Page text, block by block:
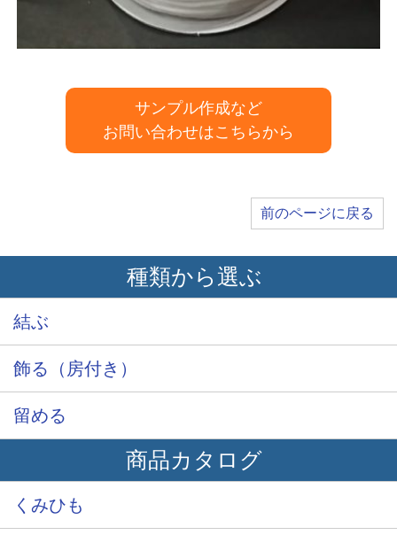
サンプル作成など
お問い合わせはこちらから
前のページに戻る
種類から選ぶ
結ぶ
飾る（房付き）
留める
商品カタログ
くみひも